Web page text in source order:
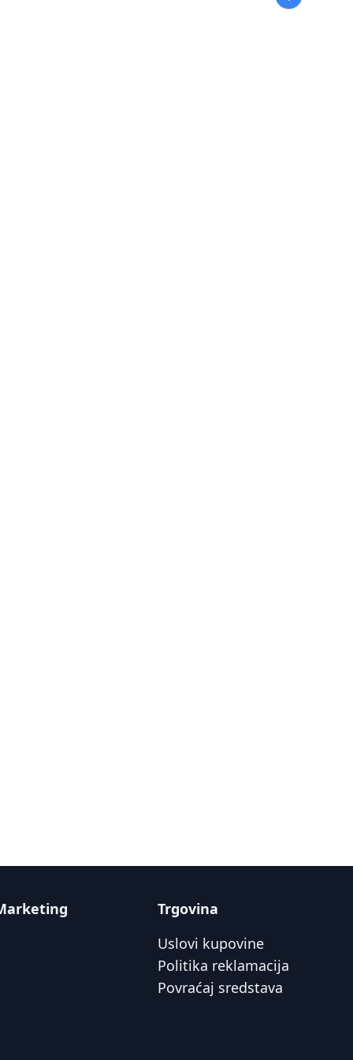
Trgovina
Uslovi kupovine
Politika reklamacija
Povraćaj sredstava